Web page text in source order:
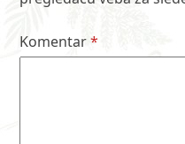
Komentar*